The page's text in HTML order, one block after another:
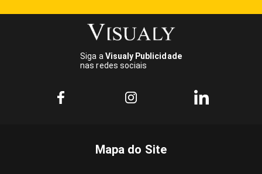
Siga a Visualy Publicidade
nas redes sociais
Mapa do Site